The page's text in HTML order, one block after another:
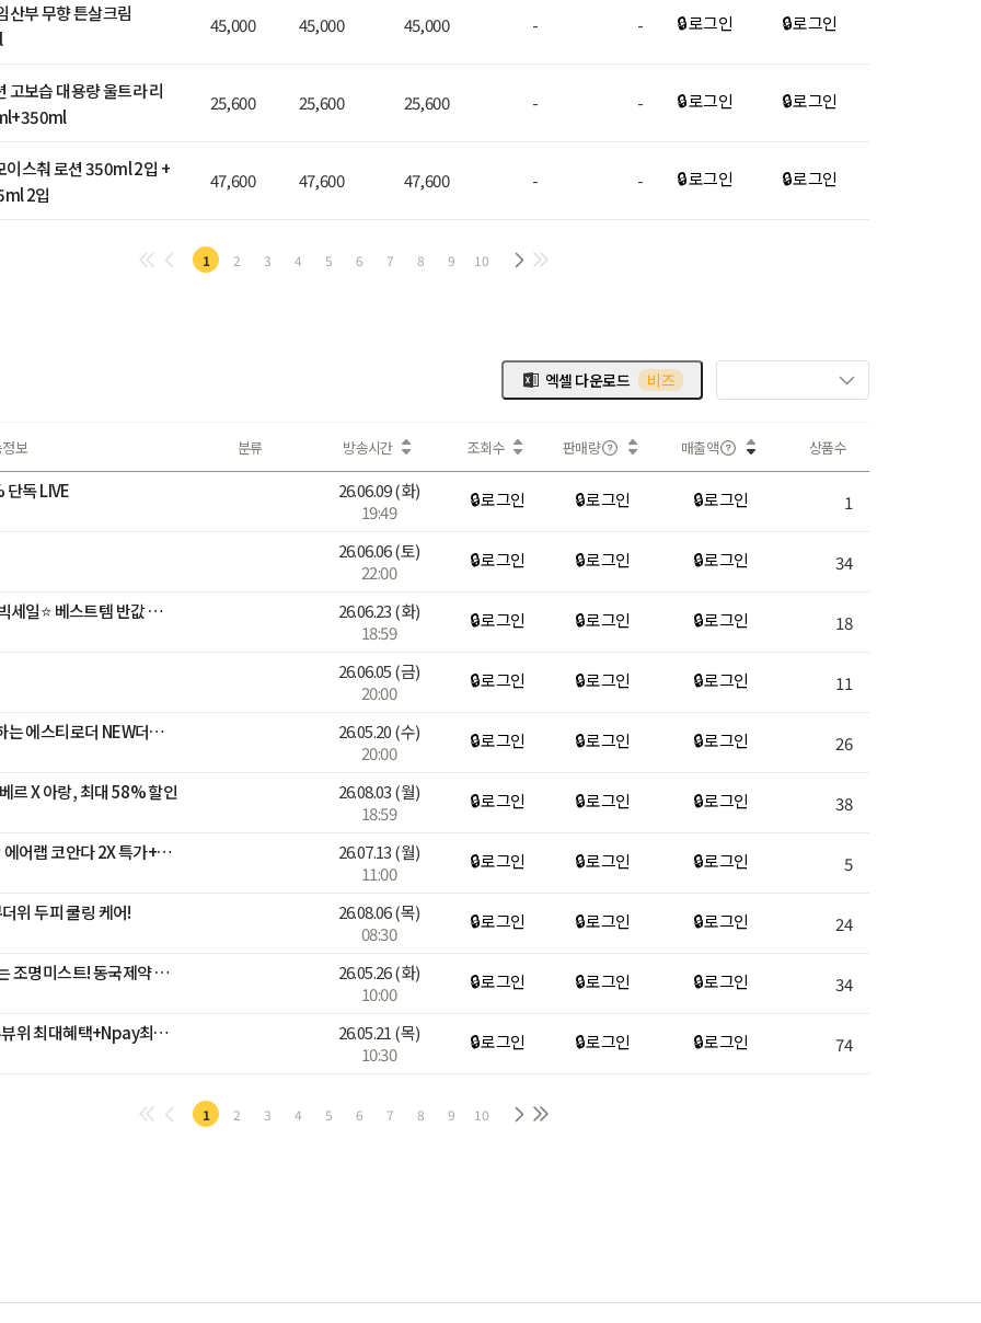
산부 무향 튼살크림
45,000 45,000 45,000 - - 🔒 로그인 🔒 로그인
고보습 대용량 울트라 리
25,600 25,600 25,600 - - 🔒 로그인 🔒 로그인
이스춰 로션 350ml 2입 +
2입
47,600 47,600 47,600 - - 🔒 로그인 🔒 로그인
1 2 3 4 5 6 7 8 9 10
엑셀 다운로드 비즈
보 분류 방송시간 조회수 판매량 매출액 상품수
독 LIVE 26.06.09(화)
19:49
🔒 로그인 🔒 로그인 🔒 로그인 1
26.06.06(토)
22:00
🔒 로그인 🔒 로그인 🔒 로그인 34
심플리웍스 상반기 감사제 빅세일⭐️ 베스트템 반값 특가+굿유자밤 론칭🍋 26.06.23(화)
18:59
🔒 로그인 🔒 로그인 🔒 로그인 18
26.06.05(금)
20:00
🔒 로그인 🔒 로그인 🔒 로그인 11
인플루언서 유트루가 소개하는 에스티로더 NEW더블웨어 파운데이션! 스테디셀러 갈색병까지! 역대급 최저가로 소개합니다! 26.05.20(수)
20:00
🔒 로그인 🔒 로그인 🔒 로그인 26
르 X 아랑, 최대 58% 할인 26.08.03(월)
18:59
🔒 로그인 🔒 로그인 🔒 로그인 38
까사림X다이슨 앵콜마켓🤍 에어랩 코안다 2X 특가+트래블 파우치 증정! 26.07.13(월)
11:00
🔒 로그인 🔒 로그인 🔒 로그인 5
위 두피 쿨링 케어! 26.08.06(목)
08:30
🔒 로그인 🔒 로그인 🔒 로그인 24
✨유리하다 프렌즈✨#뿌리는 조명미스트! 동국제약 역작 CJ 최초론칭! 26.05.26(화)
10:00
🔒 로그인 🔒 로그인 🔒 로그인 34
설화수💎1년에한번 메가슈뷰위 최대혜택+Npay최대6%적립+한정판! 26.05.21 (목)
10:30
🔒 로그인 🔒 로그인 🔒 로그인 74
1 2 3 4 5 6 7 8 9 10